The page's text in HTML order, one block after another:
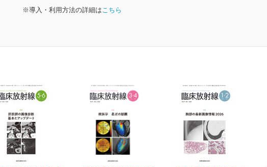
※導入・利用方法の詳細はこちら